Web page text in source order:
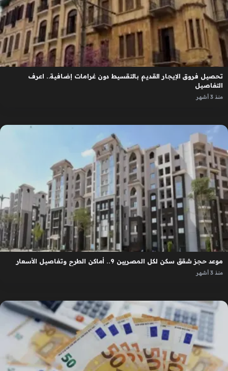
تحصيل فروق الإيجار القديم بالتقسيط دون غرامات إضافية.. اعرف
التفاصيل
منذ 3 أشهر
موعد حجز شقق سكن لكل المصريين 9.. أماكن الطرح وتفاصيل الأسعار
منذ 3 أشهر